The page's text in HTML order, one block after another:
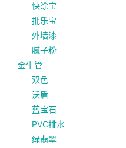
快涂宝
批乐宝
外墙漆
腻子粉
金牛管
双色
沃盾
蓝宝石
PVC排水
绿翡翠